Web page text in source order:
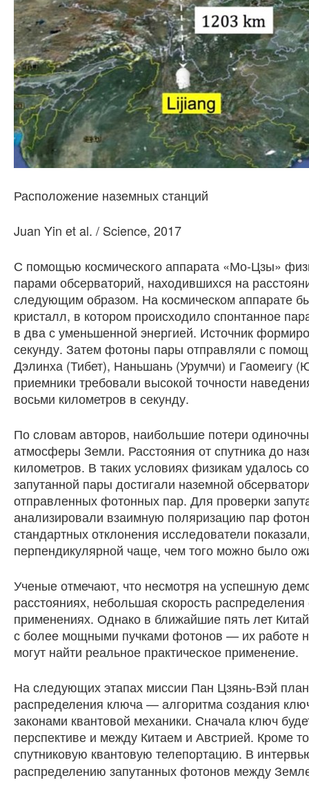
Расположение наземных станций
Juan Yin et al. / Science, 2017
С помощью космического аппарата «Мо-Цзы»
парами обсерваторий, находившихся на
следующим образом. На космическом аппарате
кристалл, в котором происходило спонтанное
в два с уменьшенной энергией. Источник
секунду. Затем фотоны пары отправляли с
Дэлинха (Тибет), Наньшань (Урумчи) и Гаомеигу
приемники требовали высокой точности
восьми километров в секунду.
По словам авторов, наибольшие потери
атмосферы Земли. Расстояния от спутника до
километров. В таких условиях физикам удалось
запутанной пары достигали наземной
отправленных фотонных пар. Для проверки
анализировали взаимную поляризацию пар
стандартных отклонения исследователи
перпендикулярной чаще, чем того можно было
Ученые отмечают, что несмотря на успешную
расстояниях, небольшая скорость
применениях. Однако в ближайшие пять лет
с более мощными пучками фотонов — их работе
могут найти реальное практическое применение.
На следующих этапах миссии Пан Цзянь-Вэй
распределения ключа — алгоритма создания
законами квантовой механики. Сначала ключ
перспективе и между Китаем и Австрией. Кроме
спутниковую квантовую телепортацию. В
распределению запутанных фотонов между